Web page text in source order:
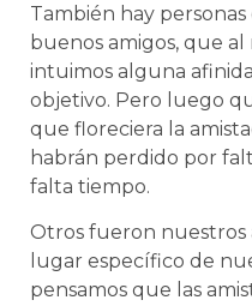
También hay
buenos amigos, que
intuimos alguna
objetivo. Pero luego
que floreciera la
habrán perdido por
falta tiempo.
Otros fueron nuestros
lugar específico de
pensamos que las